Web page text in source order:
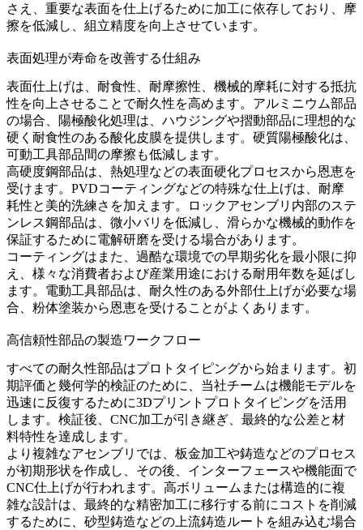
さえ、重要な表面を仕上げるために加工に依存しており、摩
擦を低減し、組立精度を向上させています。
表面処理が寿命を改善する仕組み
表面仕上げは、耐食性、耐摩擦性、機械的摩耗に対する抵抗
性を向上させることで耐久性を高めます。アルミニウム部品
の場合、
陽極酸化処理は、ハウジングや摺動部品に理想的な
硬く耐食性のある酸化皮膜を提供します。硬質陽極酸化は、
可動工具部品間の摩擦も低減します。
高硬度鋼部品は、熱処理などの表面硬化プロセスから恩恵を
受けます。 PVDコーティングなどの特殊な仕上げは、耐摩
耗性と美的洗練さを加えます。ロックアセンブリ内部のステ
ンレス鋼部品は、微小バリを低減し、滑らかな機械的動作を
保証するために電解研磨を受ける場合があります。
コーティングはまた、過酷な環境での早期劣化を最小限に抑
え、様々な消費者および産業用途における耐用年数を延ばし
ます。電動工具部品は、耐久性のある外部仕上げが必要な場
合、 粉体塗装から恩恵を受けることがよくあります。
高信頼性部品の製造ワークフロー
すべての耐久性部品はプロトタイピングから始まります。初
期評価と幾何学的検証のために、当社チームは機能モデルを
迅速に反復するために3Dプリントプロトタイピングを活用
します。検証後、CNC加工が引き継ぎ、最終的な公差と材
料特性を達成します。
より複雑なアセンブリでは、 板金加工や鋳造などのプロセス
が初期形状を作成し、その後、インターフェースや機能面で
CNC仕上げが行われます。高ボリュームまたは構造的に複
雑な設計は、最終的な精密加工に移行する前にコストを削減
するために、 砂型鋳造などの上流鋳造ルートを組み込む場合